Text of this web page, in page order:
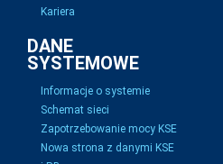
Kariera
DANE
SYSTEMOWE
Informacje o systemie
Schemat sieci
Zapotrzebowanie mocy KSE
Nowa strona z danymi KSE